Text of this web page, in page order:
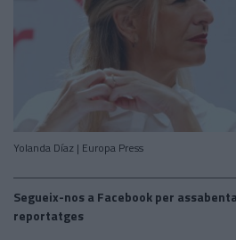
Yolanda Díaz | Europa Press
Segueix-nos a Facebook per
reportatges